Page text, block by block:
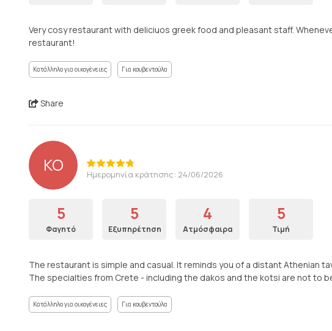
Very cosy restaurant with deliciuos greek food and pleasant staff.
restaurant!
Κατάλληλο για οικογένειες Για κουβεντούλα
Share
KO Ημερομηνία κράτησης: 24/06/2026
5
Φαγητό
5
Εξυπηρέτηση
4
Ατμόσφαιρα
5
Τιμή
The restaurant is simple and casual. It reminds you of a distant Athenian
The specialties from Crete - including the dakos and the kotsi are not to
Κατάλληλο για οικογένειες Για κουβεντούλα